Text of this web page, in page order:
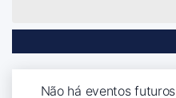
Não há eventos